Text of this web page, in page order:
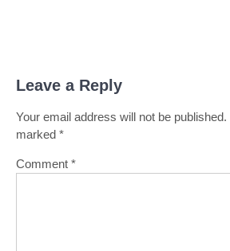
Leave a Reply
Your email address will not be published.
marked *
Comment *